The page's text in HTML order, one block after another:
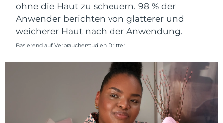
ohne die Haut zu scheuern. 98 % der
Anwender berichten von glatterer und
weicherer Haut nach der Anwendung.
Basierend auf Verbraucherstudien Dritter